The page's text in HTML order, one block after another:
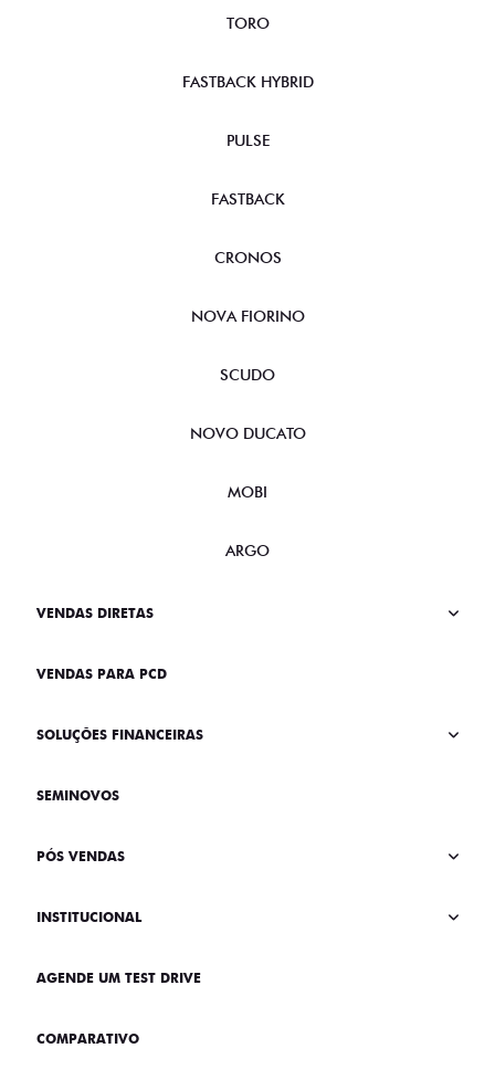
TORO
FASTBACK HYBRID
PULSE
FASTBACK
CRONOS
NOVA FIORINO
SCUDO
NOVO DUCATO
MOBI
ARGO
VENDAS DIRETAS
VENDAS PARA PCD
SOLUÇÕES FINANCEIRAS
SEMINOVOS
PÓS VENDAS
INSTITUCIONAL
AGENDE UM TEST DRIVE
COMPARATIVO